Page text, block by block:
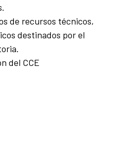
de recursos técnicos,
destinados por el
del CCE